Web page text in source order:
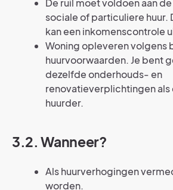
De ruil moet voldoen aan
sociale of particuliere huur.
kan een inkomenscontrole
Woning opleveren volgens
huurvoorwaarden. Je bent
dezelfde onderhouds- en
renovatieverplichtingen als
huurder.
3.2. Wanneer?
Als huurverhogingen
worden.